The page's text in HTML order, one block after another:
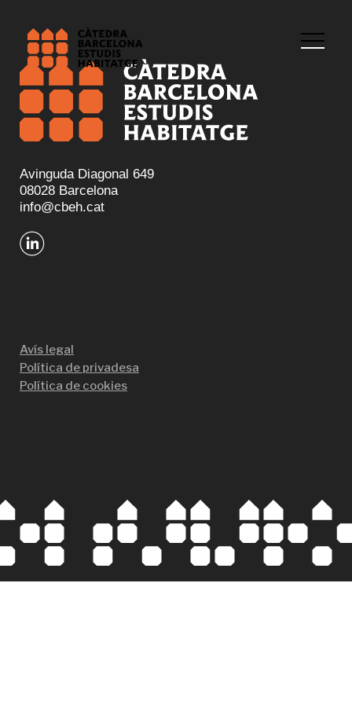
Avinguda Diagonal 649
08028 Barcelona
info@cbeh.cat
Avís legal
Política de privadesa
Política de cookies